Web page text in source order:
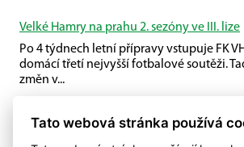
Velké Hamry na prahu 2. sezóny ve III. lize
Po 4 týdnech letní přípravy vstupuje FK
domácí třetí nejvyšší fotbalové soutěži.
změn v...
Příprava U19
Tato webová stránka používá